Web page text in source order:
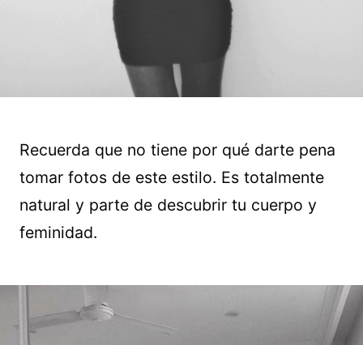
Recuerda que no tiene por qué darte pena
tomar fotos de este estilo. Es totalmente
natural y parte de descubrir tu cuerpo y
feminidad.